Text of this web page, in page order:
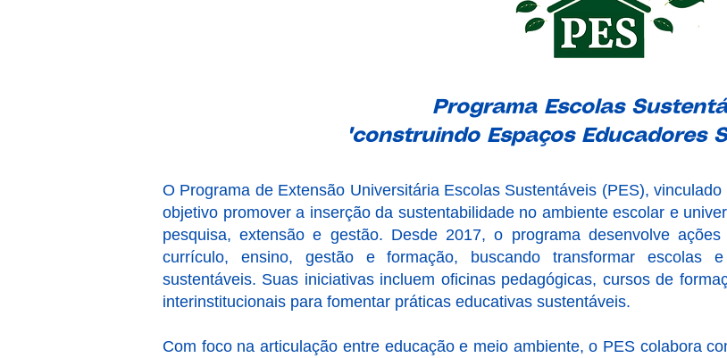
Programa Escolas
"construindo Espaços Educadores
O Programa de Extensão Universitária Escolas Sustentáveis (PES),
objetivo promover a inserção da sustentabilidade no ambiente escolar e
pesquisa, extensão e gestão. Desde 2017, o programa desenvolve
currículo, ensino, gestão e formação, buscando transformar escolas
sustentáveis. Suas iniciativas incluem oficinas pedagógicas, cursos de
interinstitucionais para fomentar práticas educativas sustentáveis.
Com foco na articulação entre educação e meio ambiente, o PES colabora